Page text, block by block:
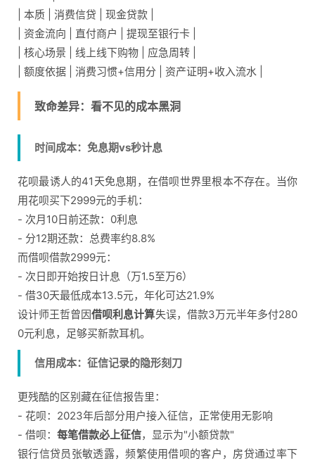
| 本质 | 消费信贷 | 现金贷款 |
| 资金流向 | 直付商户 | 提现至银行卡 |
| 核心场景 | 线上线下购物 | 应急周转 |
| 额度依据 | 消费习惯+信用分 | 资产证明+收入流水 |
致命差异：看不见的成本黑洞
时间成本：免息期vs秒计息
花呗最诱人的41天免息期，在借呗世界里根本不存在。当你
用花呗买下2999元的手机：
- 次月10日前还款：0利息
- 分12期还款：总费率约8.8%
而借呗借款2999元：
- 次日即开始按日计息（万1.5至万6）
- 借30天最低成本13.5元，年化可达21.9%
设计师王哲曾因借呗利息计算失误，借款3万元半年多付280
0元利息，足够买新款耳机。
信用成本：征信记录的隐形刻刀
更残酷的区别藏在征信报告里：
- 花呗：2023年后部分用户接入征信，正常使用无影响
- 借呗： 每笔借款必上征信，显示为"小额贷款"
银行信贷员张敏透露，频繁使用借呗的客户，房贷通过率下